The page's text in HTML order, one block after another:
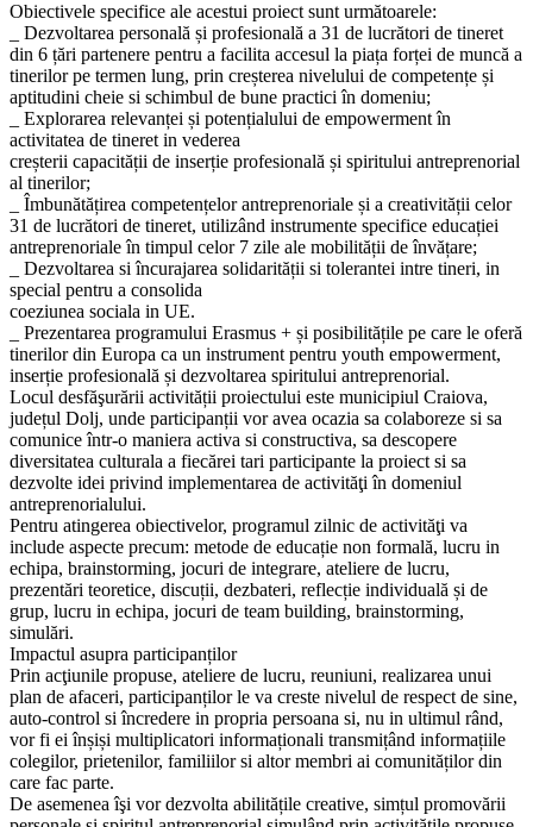
Obiectivele specifice ale acestui proiect sunt următoarele:
_ Dezvoltarea personală și profesională a 31 de lucrători de tineret
din 6 țări partenere pentru a facilita accesul la piața forței de muncă a
tinerilor pe termen lung, prin creșterea nivelului de competențe și
aptitudini cheie si schimbul de bune practici în domeniu;
_ Explorarea relevanței și potențialului de empowerment în
activitatea de tineret in vederea
creșterii capacității de inserție profesională și spiritului antreprenorial
al tinerilor;
_ Îmbunătățirea competențelor antreprenoriale și a creativității celor
31 de lucrători de tineret, utilizând instrumente specifice educației
antreprenoriale în timpul celor 7 zile ale mobilității de învățare;
_ Dezvoltarea si încurajarea solidarității si tolerantei intre tineri, in
special pentru a consolida
coeziunea sociala in UE.
_ Prezentarea programului Erasmus + și posibilitățile pe care le oferă
tinerilor din Europa ca un instrument pentru youth empowerment,
inserție profesională și dezvoltarea spiritului antreprenorial.
Locul desfăşurării activității proiectului este municipiul Craiova,
județul Dolj, unde participanții vor avea ocazia sa colaboreze si sa
comunice într-o maniera activa si constructiva, sa descopere
diversitatea culturala a fiecărei tari participante la proiect si sa
dezvolte idei privind implementarea de activităţi în domeniul
antreprenorialului.
Pentru atingerea obiectivelor, programul zilnic de activităţi va
include aspecte precum: metode de educație non formală, lucru in
echipa, brainstorming, jocuri de integrare, ateliere de lucru,
prezentări teoretice, discuții, dezbateri, reflecție individuală și de
grup, lucru in echipa, jocuri de team building, brainstorming,
simulări.
Impactul asupra participanților
Prin acţiunile propuse, ateliere de lucru, reuniuni, realizarea unui
plan de afaceri, participanților le va creste nivelul de respect de sine,
auto-control si încredere in propria persoana si, nu in ultimul rând,
vor fi ei înșiși multiplicatori informaționali transmițând informațiile
colegilor, prietenilor, familiilor si altor membri ai comunităților din
care fac parte.
De asemenea îşi vor dezvolta abilitățile creative, simțul promovării